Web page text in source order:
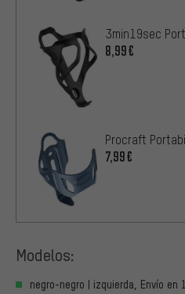
3min19sec
8,99€
Procraft
7,99€
Modelos:
negro-negro | izquierda, Envío en